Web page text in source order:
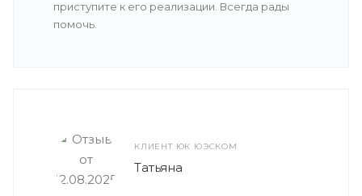
приступите к его реализации. Всегда рады
помочь.
КЛИЕНТ ЮК ЮЭСКОМ
Татьяна